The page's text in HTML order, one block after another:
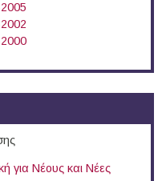
για Νέους και Νέες